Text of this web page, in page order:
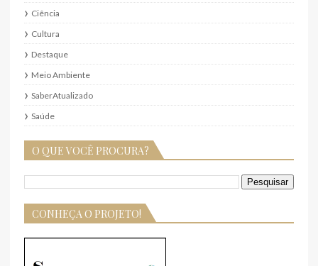
Ciência
Cultura
Destaque
Meio Ambiente
SaberAtualizado
Saúde
O QUE VOCÊ PROCURA?
CONHEÇA O PROJETO!